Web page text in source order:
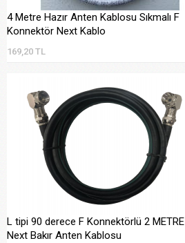
4 Metre Hazır Anten Kablosu Sıkmalı F
Konnektör Next Kablo
169,20 TL
L tipi 90 derece F Konnektörlü 2 METRE
Next Bakır Anten Kablosu